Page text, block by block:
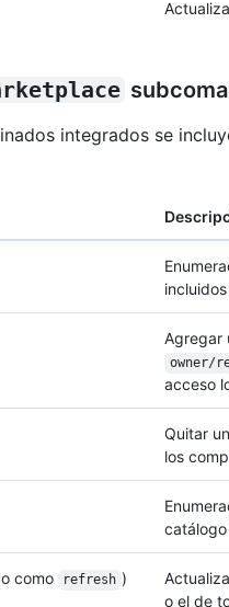
integrados se
Agregar
owner/
acceso
Quitar
los
como refresh )
o el de